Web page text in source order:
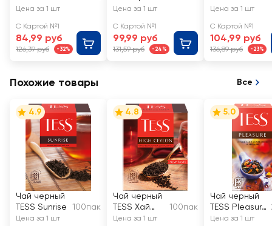
кусочками
клубники
Цена за 1 шт
С Картой №1
84,99 руб
126,39 руб -32%
Цена за 1 шт
С Картой №1
99,99 руб
131,59 руб -24%
кусковой
Цена за 1 шт
С Картой №1
104,99 руб
136,89 руб -23%
Похожие товары Все
4.9
Чай черный
TESS Sunrise
100пак
Цена за 1 шт
4.8
Чай черный
TESS Хай
Цейлон
100пак
Цена за 1 шт
5.0
Чай черный
TESS Pleasure
с добавками
Цена за 1 шт